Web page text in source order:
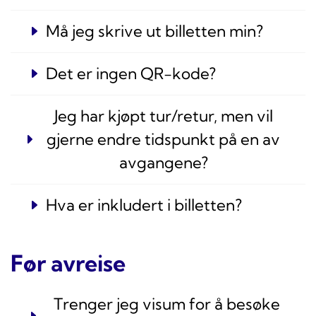
Må jeg skrive ut billetten min?
Det er ingen QR-kode?
Jeg har kjøpt tur/retur, men vil
gjerne endre tidspunkt på en av
avgangene?
Hva er inkludert i billetten?
Før avreise
Trenger jeg visum for å besøke